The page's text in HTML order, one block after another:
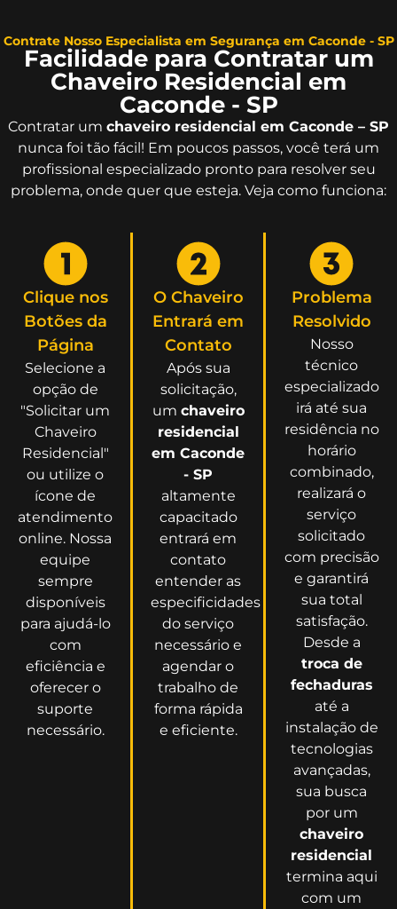
Contrate Nosso Especialista em Segurança em Caconde - SP
Facilidade para Contratar um
Chaveiro Residencial em
Caconde - SP
Contratar um chaveiro residencial em Caconde – SP
nunca foi tão fácil! Em poucos passos, você terá um
profissional especializado pronto para resolver seu
problema, onde quer que esteja. Veja como funciona:
Clique nos
Botões da
Página
Selecione a
opção de
"Solicitar um
Chaveiro
Residencial"
ou utilize o
ícone de
atendimento
online. Nossa
equipe
sempre
disponíveis
para ajudá-lo
com
eficiência e
oferecer o
suporte
necessário.
O Chaveiro
Entrará em
Contato
Após sua
solicitação,
um chaveiro
residencial
em Caconde
- SP
altamente
capacitado
entrará em
contato
entender as
especificidades
do serviço
necessário e
agendar o
trabalho de
forma rápida
e eficiente.
Problema
Resolvido
Nosso
técnico
especializado
irá até sua
residência no
horário
combinado,
realizará o
serviço
solicitado
com precisão
e garantirá
sua total
satisfação.
Desde a
troca de
fechaduras
até a
instalação de
tecnologias
avançadas,
sua busca
por um
chaveiro
residencial
termina aqui
com um